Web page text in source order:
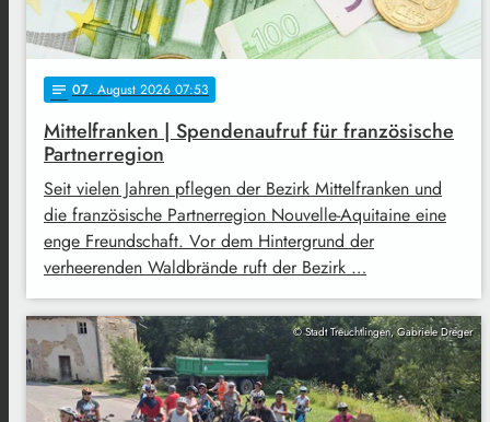
notes 07. August 2026 07:53
Mittelfranken | Spendenaufruf für französische
Partnerregion
Seit vielen Jahren pflegen der Bezirk Mittelfranken und
die französische Partnerregion Nouvelle-Aquitaine eine
enge Freundschaft. Vor dem Hintergrund der
verheerenden Waldbrände ruft der Bezirk …
© Stadt Treuchtlingen, Gabriele Dreger